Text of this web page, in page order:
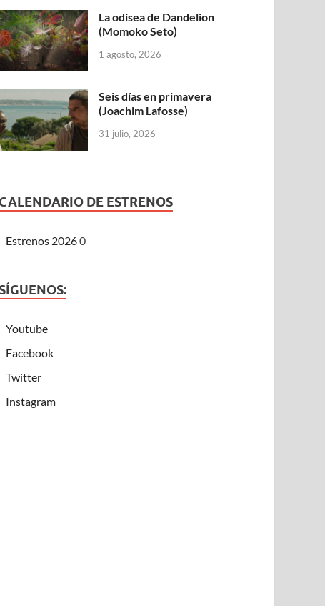
La odisea de Dandelion
(Momoko Seto)
1 agosto, 2026
Seis días en primavera
(Joachim Lafosse)
31 julio, 2026
CALENDARIO DE ESTRENOS
Estrenos 20260
SÍGUENOS:
Youtube
Facebook
Twitter
Instagram